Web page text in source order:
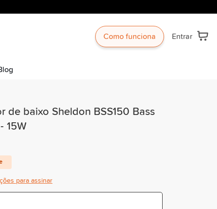
Como funciona Entrar
de baixo Sheldon BSS150 Bass
15W
para assinar